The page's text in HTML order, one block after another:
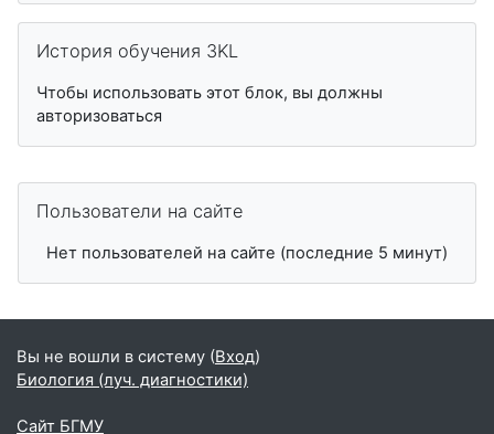
История обучения 3KL
Чтобы использовать этот блок, вы должны
авторизоваться
Пользователи на сайте
Нет пользователей на сайте (последние 5 минут)
Вы не вошли в систему (Вход)
Биология (луч. диагностики)
Сайт БГМУ